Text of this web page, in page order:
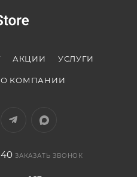
АКЦИИ УСЛУГИ
О КОМПАНИИ
40 ЗАКАЗАТЬ ЗВОНОК